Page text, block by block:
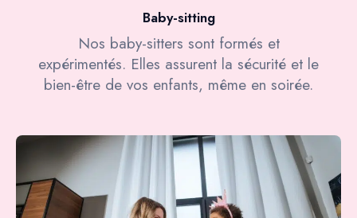
Baby-sitting
Nos baby-sitters sont formés et
expérimentés. Elles assurent la sécurité et le
bien-être de vos enfants, même en soirée.